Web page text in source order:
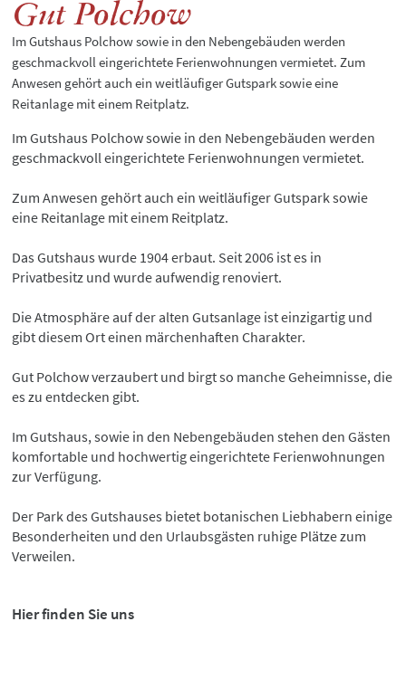
Gut Polchow
Im Gutshaus Polchow sowie in den Nebengebäuden werden
geschmackvoll eingerichtete Ferienwohnungen vermietet. Zum
Anwesen gehört auch ein weitläufiger Gutspark sowie eine
Reitanlage mit einem Reitplatz.
Im Gutshaus Polchow sowie in den Nebengebäuden werden
geschmackvoll eingerichtete Ferienwohnungen vermietet.
Zum Anwesen gehört auch ein weitläufiger Gutspark sowie
eine Reitanlage mit einem Reitplatz.
Das Gutshaus wurde 1904 erbaut. Seit 2006 ist es in
Privatbesitz und wurde aufwendig renoviert.
Die Atmosphäre auf der alten Gutsanlage ist einzigartig und
gibt diesem Ort einen märchenhaften Charakter.
Gut Polchow verzaubert und birgt so manche Geheimnisse, die
es zu entdecken gibt.
Im Gutshaus, sowie in den Nebengebäuden stehen den Gästen
komfortable und hochwertig eingerichtete Ferienwohnungen
zur Verfügung.
Der Park des Gutshauses bietet botanischen Liebhabern einige
Besonderheiten und den Urlaubsgästen ruhige Plätze zum
Verweilen.
Hier finden Sie uns